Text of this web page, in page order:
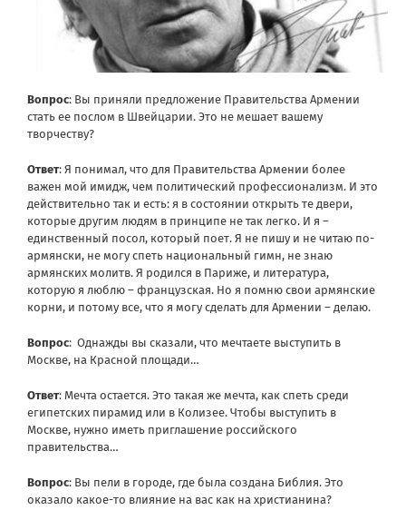
Вопрос: Вы приняли предложение Правительства Армении
стать ее послом в Швейцарии. Это не мешает вашему
творчеству?
Ответ: Я понимал, что для Правительства Армении более
важен мой имидж, чем политический профессионализм. И это
действительно так и есть: я в состоянии открыть те двери,
которые другим людям в принципе не так легко. И я –
единственный посол, который поет. Я не пишу и не читаю по-
армянски, не могу спеть национальный гимн, не знаю
армянских молитв. Я родился в Париже, и литература,
которую я люблю – французская. Но я помню свои армянские
корни, и потому все, что я могу сделать для Армении – делаю.
Вопрос: Однажды вы сказали, что мечтаете выступить в
Москве, на Красной площади…
Ответ: Мечта остается. Это такая же мечта, как спеть среди
египетских пирамид или в Колизее. Чтобы выступить в
Москве, нужно иметь приглашение российского
правительства…
Вопрос: Вы пели в городе, где была создана Библия. Это
оказало какое-то влияние на вас как на христианина?